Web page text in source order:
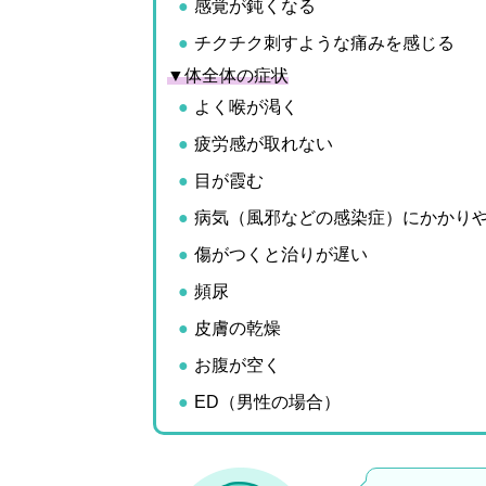
感覚が鈍くなる
チクチク刺すような痛みを感じる
▼体全体の症状
よく喉が渇く
疲労感が取れない
目が霞む
病気（風邪などの感染症）にかかり
傷がつくと治りが遅い
頻尿
皮膚の乾燥
お腹が空く
ED（男性の場合）